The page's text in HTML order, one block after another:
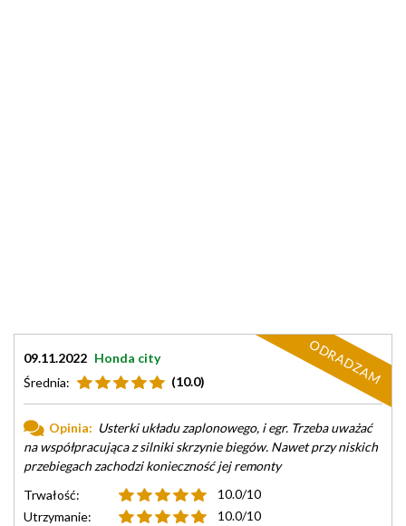
09.11.2022 Honda city
Średnia:
(10.0)
Opinia: Usterki układu zaplonowego, i egr. Trzeba uważać
na współpracująca z silniki skrzynie biegów. Nawet przy niskich
przebiegach zachodzi konieczność jej remonty
Trwałość:
10.0/10
Utrzymanie:
10.0/10
ODRADZAM